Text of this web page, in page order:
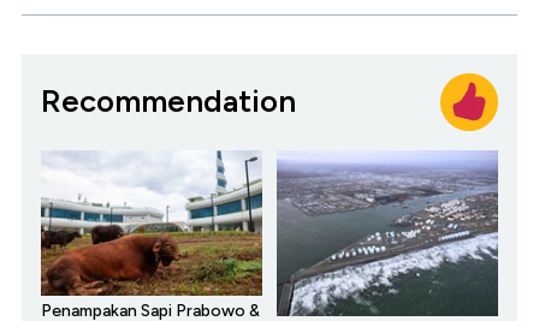
Recommendation
Penampakan Sapi Prabowo &